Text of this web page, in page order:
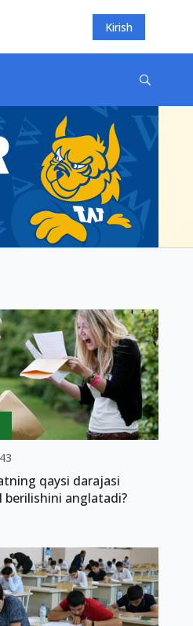
Kirish
qaysi darajasi
berilishini anglatadi?